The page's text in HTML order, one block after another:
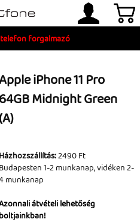
forgalmazó
iPhone 11 Pro
64GB Midnight Green
(A)
Házhozszállítás:2490 Ft
Budapesten 1-2 munkanap, vidéken 2-
munkanap
átvételi lehetőség
boltjainkban!